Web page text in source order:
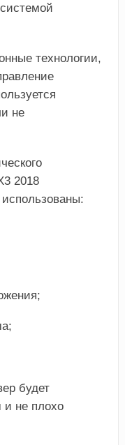
технологии,
не
2018
будет
и не плохо